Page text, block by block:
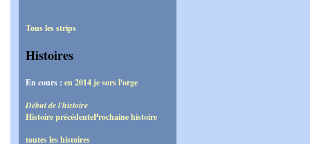
Tous les strips
Histoires
En cours : en 2014 je sors l'orge
Début de l'histoire
Histoire précédenteProchaine histoire
toutes les histoires